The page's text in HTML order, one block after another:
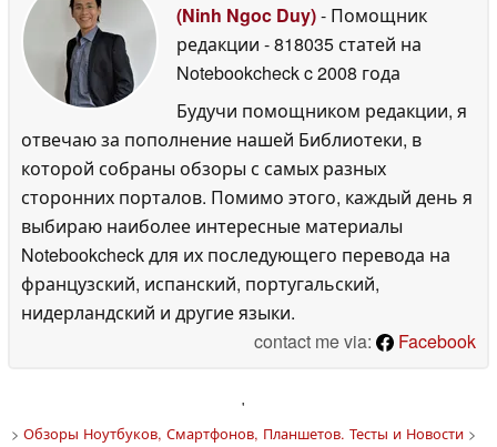
(Ninh Ngoc Duy)- Помощник
редакции - 818035 статей на
Notebookcheckc 2008 года
Будучи помощником редакции, я
отвечаю за пополнение нашей Библиотеки, в
которой собраны обзоры с самых разных
сторонних порталов. Помимо этого, каждый день я
выбираю наиболее интересные материалы
Notebookcheck для их последующего перевода на
французский, испанский, португальский,
нидерландский и другие языки.
contact me via:
Facebook
'
> Обзоры Ноутбуков, Смартфонов, Планшетов. Тесты и Новости>